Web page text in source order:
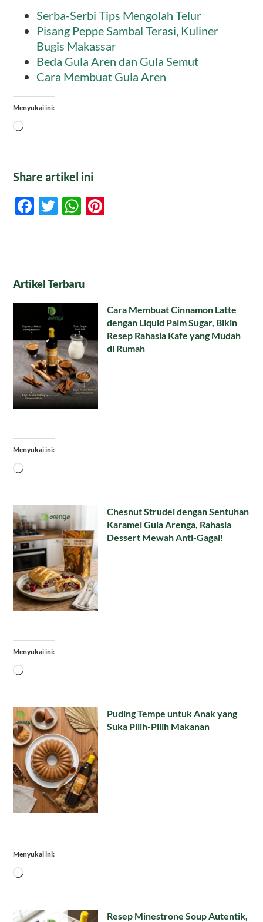
Serba-Serbi Tips Mengolah Telur
Pisang Peppe Sambal Terasi, Kuliner
Bugis Makassar
Beda Gula Aren dan Gula Semut
Cara Membuat Gula Aren
Menyukai ini:
Memuat...
Share artikel ini
Facebook
TwitterWhatsApp
Artikel Terbaru
Cara Membuat Cinnamon Latte
dengan Liquid Palm Sugar, Bikin
Resep Rahasia Kafe yang Mudah
di Rumah
Menyukai ini:
Memuat...
Chesnut Strudel dengan Sentuhan
Karamel Gula Arenga, Rahasia
Dessert Mewah Anti-Gagal!
Menyukai ini:
Memuat...
Puding Tempe untuk Anak yang
Suka Pilih-Pilih Makanan
Menyukai ini:
Memuat...
Resep Minestrone Soup Autentik,